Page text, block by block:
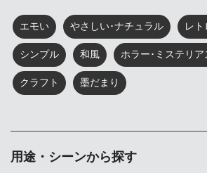
エモい やさしい･ナチュラル レト
シンプル 和風 ホラー･ミステリア
クラフト 墨だまり
用途・シーンから探す